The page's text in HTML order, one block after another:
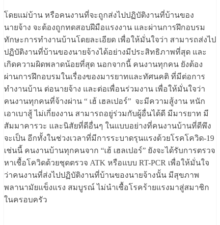
​โดยแม่บ้าน หรือคนงานที่จะถูกส่งไปปฏิบัติงานที่บ้านของ
นายจ้าง จะต้องถูกทดสอบฝีมือแรงงาน และผ่านการฝึกอบรม
ทักษะการทำงานบ้านโดยละเอียด เพื่อให้มั่นใจว่า สามารถส่งไป
ปฏิบัติงานที่บ้านของนายจ้างได้อย่างมีประสิทธิภาพที่สุด และ
เกิดความผิดพลาดน้อยที่สุด นอกจากนี้ คนงานทุกคน ยังต้อง
ผ่านการฝึกอบรมในเรื่องของมารยาทและทัศนคติ ที่มีต่อการ
ทำงานบ้าน ต่อนายจ้าง และต่อเพื่อนร่วมงาน เพื่อให้มั่นใจว่า
คนงานทุกคนที่จ้างผ่าน “ เฮ้ เฮลเปอร์” จะมีความสู้งาน หนัก
เอาเบาสู้ ไม่เกี่ยงงาน สามารถอยู่ร่วมกับผู้อื่นได้ดี มีมารยาท มี
สัมมาคารวะ และนิสัยที่ดีอื่นๆ ในแบบอย่างที่คนงานบ้านที่ดีพึง
จะเป็น อีกทั้งในช่วงเวลาที่มีการระบาดรุนแรงด้วยโรคโควิด-19
เช่นนี้ คนงานบ้านทุกคนจาก “เฮ้ เฮลเปอร์” ยังจะได้รับการตรวจ
หาเชื้อโควิดด้วยชุดตรวจ ATK หรือแบบ RT-PCR เพื่อให้มั่นใจ
ว่าคนงานที่ส่งไปปฏิบัติงานที่บ้านของนายจ้างนั้น มีสุขภาพ
พลานามัยแข็งแรง สมบูรณ์ ไม่นำเชื้อโรคร้ายแรงมาสู่สมาชิก
ในครอบครัว